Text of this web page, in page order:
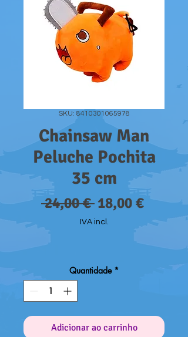
SKU: 8410301065978
Chainsaw Man
Peluche Pochita
35 cm
24,00 € Preço
normal
18,00 €Preço
IVA incl.
Quantidade *
Adicionar ao carrinho